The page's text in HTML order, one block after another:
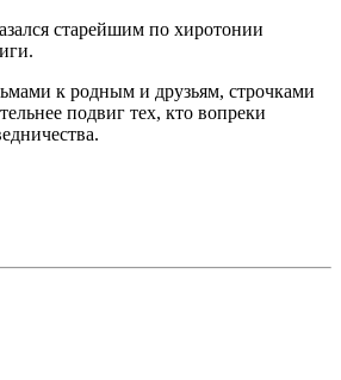
старейшим по хиротонии
к родным и друзьям, строчками
подвиг тех, кто вопреки